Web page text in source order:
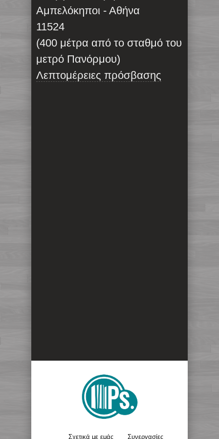
Αμπελόκηποι - Αθήνα
11524
(400 μέτρα από το σταθμό του
μετρό Πανόρμου)
Λεπτομέρειες πρόσβασης
Σχετικά με εμάς Συνεργασίες